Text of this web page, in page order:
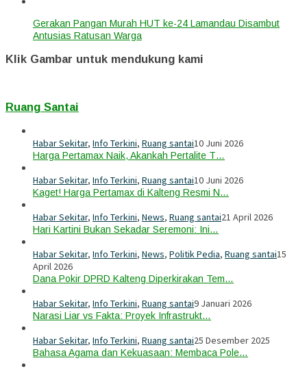
Gerakan Pangan Murah HUT ke-24 Lamandau Disambut
Antusias Ratusan Warga
Klik Gambar untuk mendukung kami
Ruang Santai
Habar Sekitar, Info Terkini, Ruang santai10 Juni 2026
Harga Pertamax Naik, Akankah Pertalite T…
Habar Sekitar, Info Terkini, Ruang santai10 Juni 2026
Kaget! Harga Pertamax di Kalteng Resmi N…
Habar Sekitar, Info Terkini, News, Ruang santai21 April 2026
Hari Kartini Bukan Sekadar Seremoni: Ini…
Habar Sekitar, Info Terkini, News, Politik Pedia, Ruang santai15
April 2026
Dana Pokir DPRD Kalteng Diperkirakan Tem…
Habar Sekitar, Info Terkini, Ruang santai9 Januari 2026
Narasi Liar vs Fakta: Proyek Infrastrukt…
Habar Sekitar, Info Terkini, Ruang santai25 Desember 2025
Bahasa Agama dan Kekuasaan: Membaca Pole…